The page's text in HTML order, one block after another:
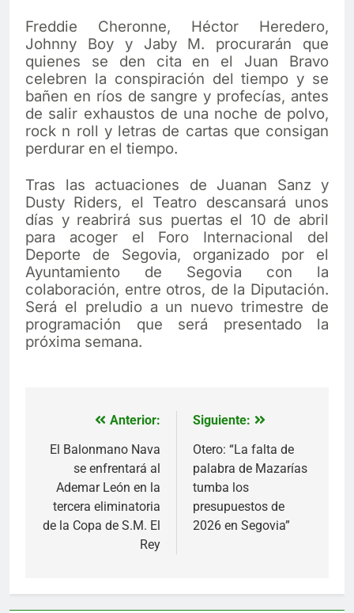
Freddie Cheronne, Héctor Heredero,
Johnny Boy y Jaby M. procurarán que
quienes se den cita en el Juan Bravo
celebren la conspiración del tiempo y se
bañen en ríos de sangre y profecías, antes
de salir exhaustos de una noche de polvo,
rock n roll y letras de cartas que consigan
perdurar en el tiempo.
Tras las actuaciones de Juanan Sanz y
Dusty Riders, el Teatro descansará unos
días y reabrirá sus puertas el 10 de abril
para acoger el Foro Internacional del
Deporte de Segovia, organizado por el
Ayuntamiento de Segovia con la
colaboración, entre otros, de la Diputación.
Será el preludio a un nuevo trimestre de
programación que será presentado la
próxima semana.
Navegación
de
entradas
Anterior:
El Balonmano Nava
se enfrentará al
Ademar León en la
tercera eliminatoria
de la Copa de S.M. El
Rey
Siguiente:
Otero: “La falta de
palabra de Mazarías
tumba los
presupuestos de
2026 en Segovia”